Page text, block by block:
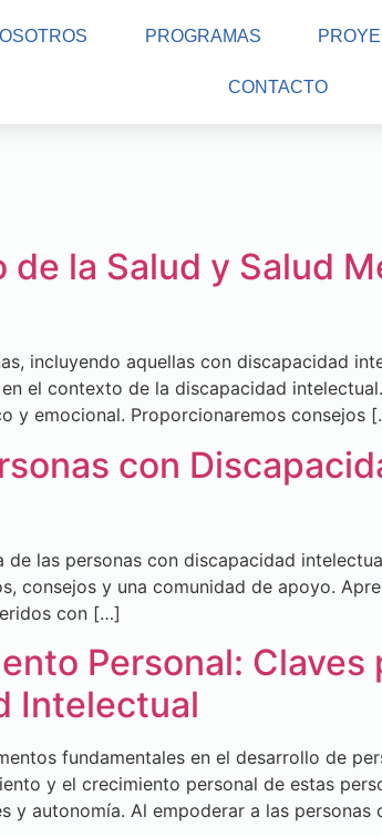
PROGRAMAS
CONTACTO
la Salud y Salud
incluyendo aquellas con discapacidad
el contexto de la discapacidad
y emocional. Proporcionaremos consejos
con
las personas con discapacidad
consejos y una comunidad de apoyo.
con […]
Personal: Claves
Intelectual
fundamentales en el desarrollo de
y el crecimiento personal de estas
y autonomía. Al empoderar a las